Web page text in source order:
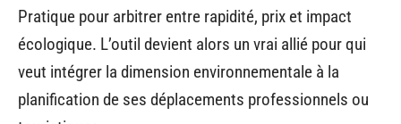
Pratique pour arbitrer entre rapidité, prix et impact
écologique. L’outil devient alors un vrai allié pour qui
veut intégrer la dimension environnementale à la
planification de ses déplacements professionnels ou